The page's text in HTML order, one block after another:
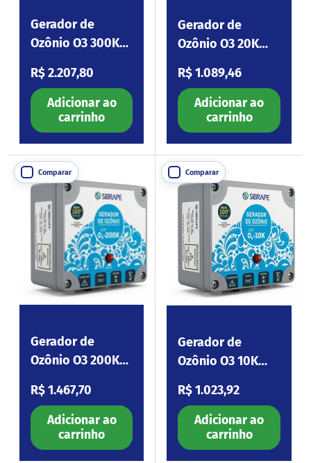
Gerador de
Ozônio O3 300K
Venturi)
Preço normal
R$ 2.207,80
Adicionar ao
carrinho
Gerador de
Ozônio O3 20K
Venturi)
Preço normal
R$ 1.089,46
Adicionar ao
carrinho
Comparar
Gerador de
Ozônio O3 200K
Venturi)
Preço normal
R$ 1.467,70
Adicionar ao
carrinho
Comparar
Gerador de
Ozônio O3 10K
Venturi)
Preço normal
R$ 1.023,92
Adicionar ao
carrinho